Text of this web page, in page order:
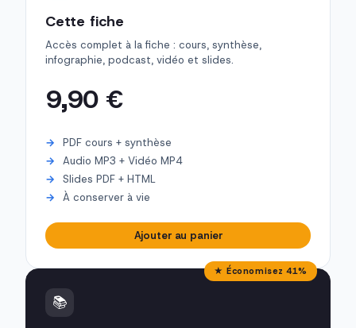
Cette fiche
Accès complet à la fiche : cours, synthèse,
infographie, podcast, vidéo et slides.
9,90 €
PDF cours + synthèse
Audio MP3 + Vidéo MP4
Slides PDF + HTML
À conserver à vie
Ajouter au panier
★ Économisez 41%
📚